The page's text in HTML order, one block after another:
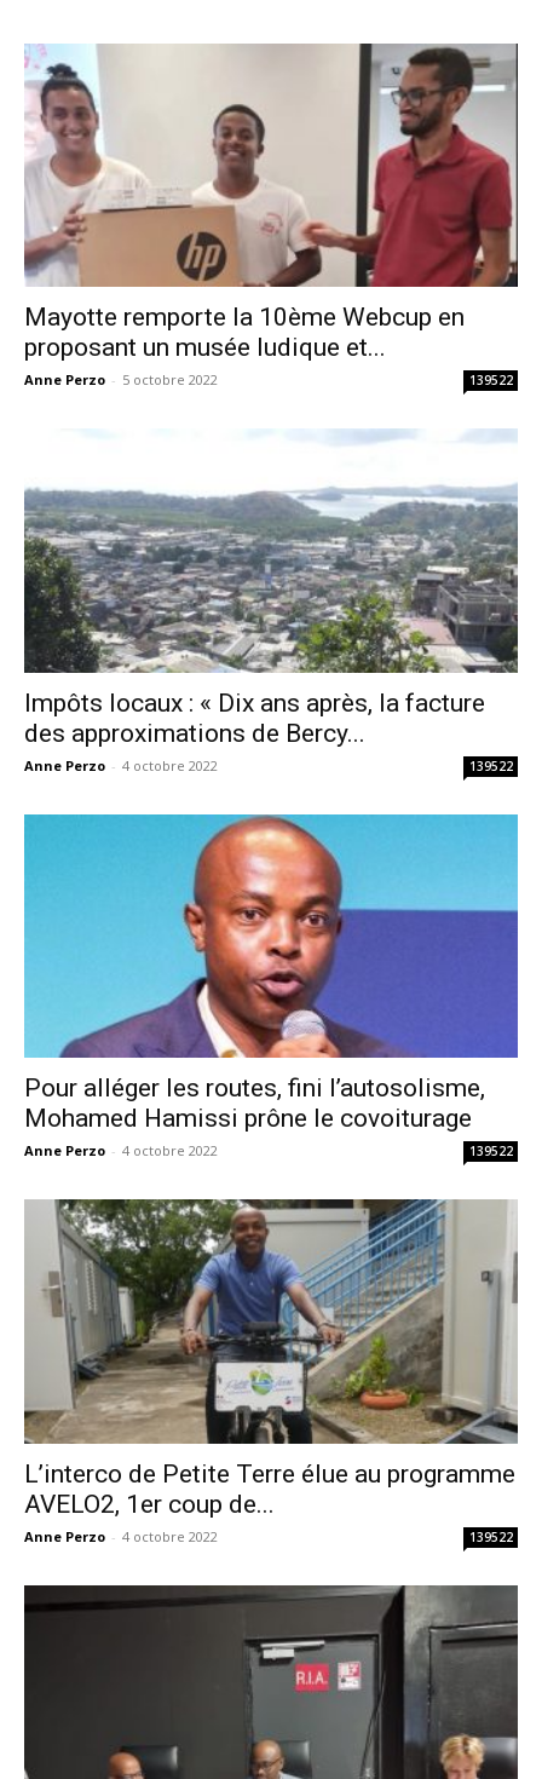
Mayotte remporte la 10ème Webcup en
proposant un musée ludique et...
Anne Perzo - 5 octobre 2022 139522
Impôts locaux : « Dix ans après, la facture
des approximations de Bercy...
Anne Perzo - 4 octobre 2022 139522
Pour alléger les routes, fini l’autosolisme,
Mohamed Hamissi prône le covoiturage
Anne Perzo - 4 octobre 2022 139522
L’interco de Petite Terre élue au programme
AVELO2, 1er coup de...
Anne Perzo - 4 octobre 2022 139522